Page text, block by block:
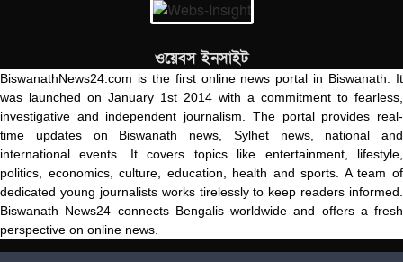
ওয়েবস ইনসাইট
BiswanathNews24.com is the first online news portal in Biswanath. It
was launched on January 1st 2014 with a commitment to fearless,
investigative and independent journalism. The portal provides real-
time updates on Biswanath news, Sylhet news, national and
international events. It covers topics like entertainment, lifestyle,
politics, economics, culture, education, health and sports. A team of
dedicated young journalists works tirelessly to keep readers informed.
Biswanath News24 connects Bengalis worldwide and offers a fresh
perspective on online news.